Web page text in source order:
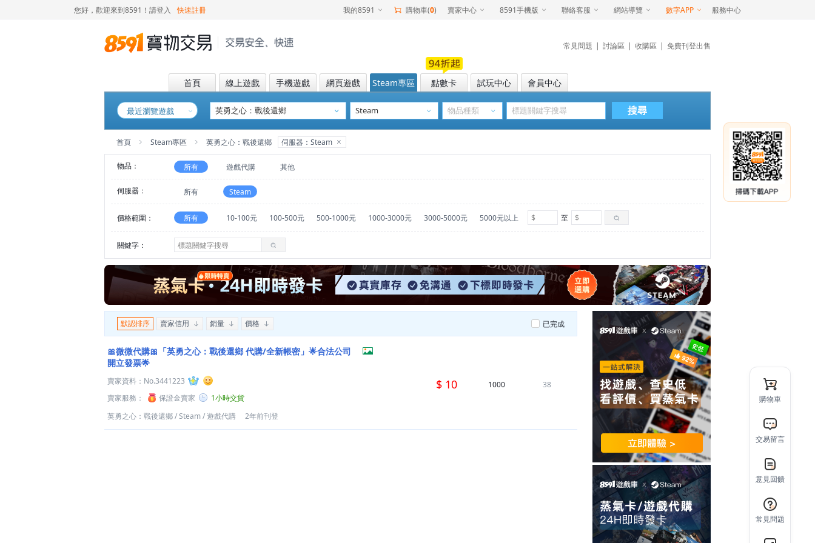
您好，歡迎來到8591！ 請登入 快速註冊 我的8591 購物車(0) 賣家中心 8591手機版 聯絡客服 網站導覽 數字APP 服務中心
常見問題 | 討論區 | 收購區 | 免費刊登出售
首頁 線上遊戲 手機遊戲 網頁遊戲 Steam專區 點數卡 試玩中心 會員中心
最近瀏覽遊戲 搜尋
首頁 Steam專區 英勇之心：戰後還鄉 伺服器：Steam
物品： 所有 遊戲代購 其他
伺服器： 所有 Steam
價格範圍： 所有 10-100元 100-500元 500-1000元 1000-3000元 3000-5000元 5000元以上 至
關鍵字：
默認排序 賣家信用 銷量 價格 已完成
🎀微微代購🎀「英勇之心：戰後還鄉 代購/全新帳密」🌟合法公司
開立發票🌟
賣家資料： No.3441223
賣家服務：
保證金賣家
1小時交貨
英勇之心：戰後還鄉/Steam/遊戲代購 2年前刊登
$ 10 1000
38
購物車
交易留言
意見回饋
常見問題